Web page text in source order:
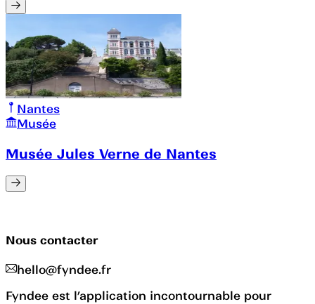
Nantes
Musée
Musée Jules Verne de Nantes
Nous contacter
hello@fyndee.fr
Fyndee est l’application incontournable pour